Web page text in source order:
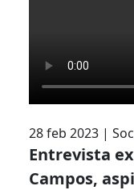
28 feb 2023 |
Entrevista
Campos,